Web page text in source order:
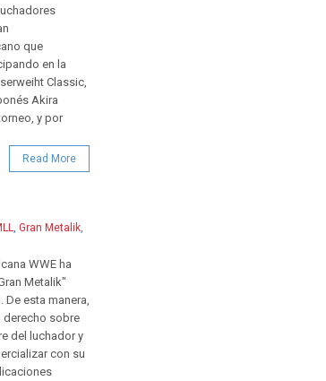
que
en la
Classic,
Akira
y por
Read More
Gran Metalik
WWE ha
Metalik"
esta manera,
derecho sobre
del luchador y
con su